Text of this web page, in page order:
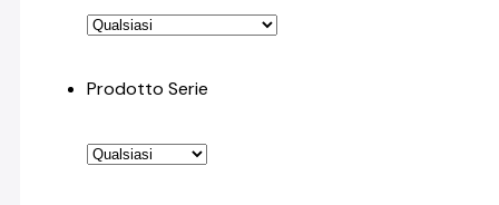
Prodotto Serie